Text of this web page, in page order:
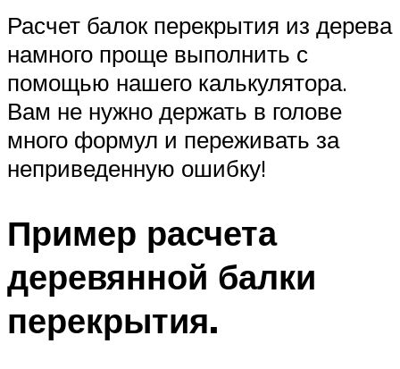
Расчет балок перекрытия из дерева
намного проще выполнить с
помощью нашего калькулятора.
Вам не нужно держать в голове
много формул и переживать за
неприведенную ошибку!
Пример расчета
деревянной балки
перекрытия.